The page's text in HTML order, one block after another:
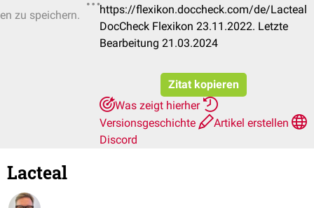
zu speichern.
https://flexikon.doccheck.com/de/Lacteal
DocCheck Flexikon 23.11.2022. Letzte
Bearbeitung 21.03.2024
Zitat kopieren
Was zeigt hierher
Versionsgeschichte
Artikel erstellen
Discord
Lacteal